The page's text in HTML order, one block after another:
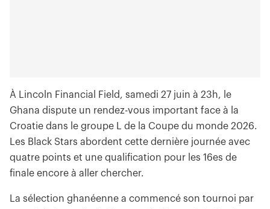
À Lincoln Financial Field, samedi 27 juin à 23h, le
Ghana dispute un rendez-vous important face à la
Croatie dans le groupe L de la Coupe du monde 2026.
Les Black Stars abordent cette dernière journée avec
quatre points et une qualification pour les 16es de
finale encore à aller chercher.
La sélection ghanéenne a commencé son tournoi par